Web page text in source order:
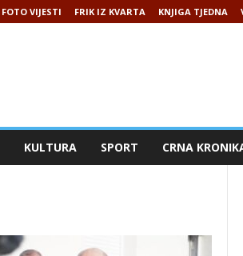
FOTO VIJESTI FRIK IZ KVARTA KNJIGA TJEDNA
KULTURA SPORT CRNA